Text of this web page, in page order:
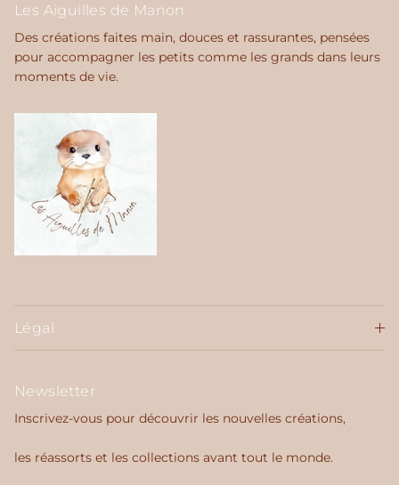
Les Aiguilles de Manon
Des créations faites main, douces et rassurantes, pensées
pour accompagner les petits comme les grands dans leurs
moments de vie.
Légal
Newsletter
Inscrivez-vous pour découvrir les nouvelles créations,
les réassorts et les collections avant tout le monde.